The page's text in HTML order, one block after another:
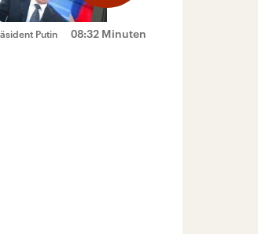
08:32 Minuten
Putin